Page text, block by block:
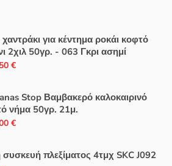
χαντράκι για κέντημα ροκάι κοφτό
2χιλ 50γρ. - 063 Γκρι ασημί
€.
€Η
τιμή
είναι:
2,50 €.
Stop Βαμβακερό καλοκαιρινό
νήμα 50γρ. 21μ.
€Η
τιμή
συσκευή πλεξίματος 4τμχ SKC J092